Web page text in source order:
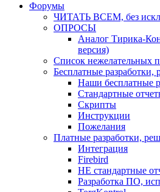
Форумы
ЧИТАТЬ ВСЕМ, без
ОПРОСЫ
Аналог Тирика-
версия)
Список нежелательных
Бесплатные
Наши бесплатные
Стандартные
Скрипты
Инструкции
Пожелания
Платные разработки,
Интеграция
Firebird
НЕ стандартные
Разработка ПО,